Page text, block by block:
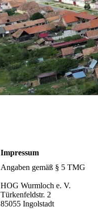
Impressum
Angaben gemäß § 5 TMG
HOG Wurmloch e. V.
Türkenfeldstr. 2
85055 Ingolstadt